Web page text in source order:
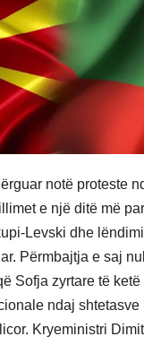
notë proteste
e një ditë më
Levski dhe
Përmbajtja e saj
Sofja zyrtare të
ndaj shtetasve
Kryeministri